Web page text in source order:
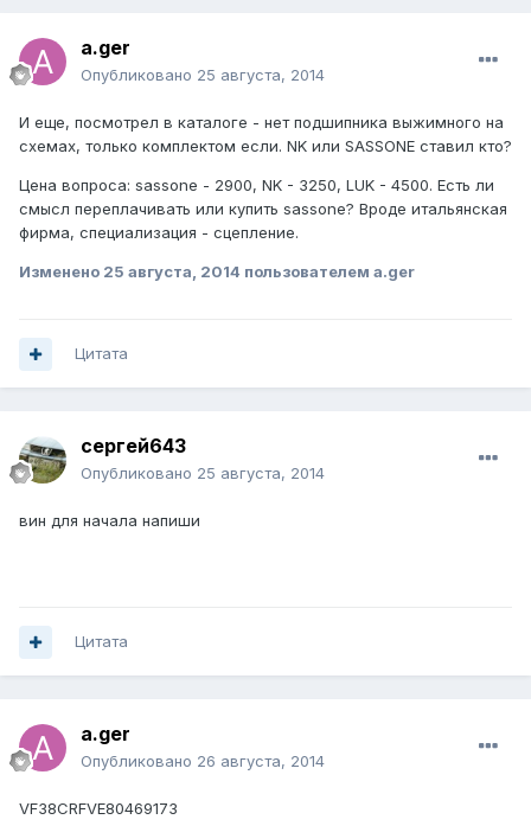
a.ger
Опубликовано 25 августа, 2014
И еще, посмотрел в каталоге - нет подшипника выжимного на
схемах, только комплектом если. NK или SASSONE ставил кто?
Цена вопроса: sassone - 2900, NK - 3250, LUK - 4500. Есть ли
смысл переплачивать или купить sassone? Вроде итальянская
фирма, специализация - сцепление.
Изменено 25 августа, 2014 пользователем a.ger
Цитата
сергей643
Опубликовано 25 августа, 2014
вин для начала напиши
Цитата
a.ger
Опубликовано 26 августа, 2014
VF38CRFVE80469173